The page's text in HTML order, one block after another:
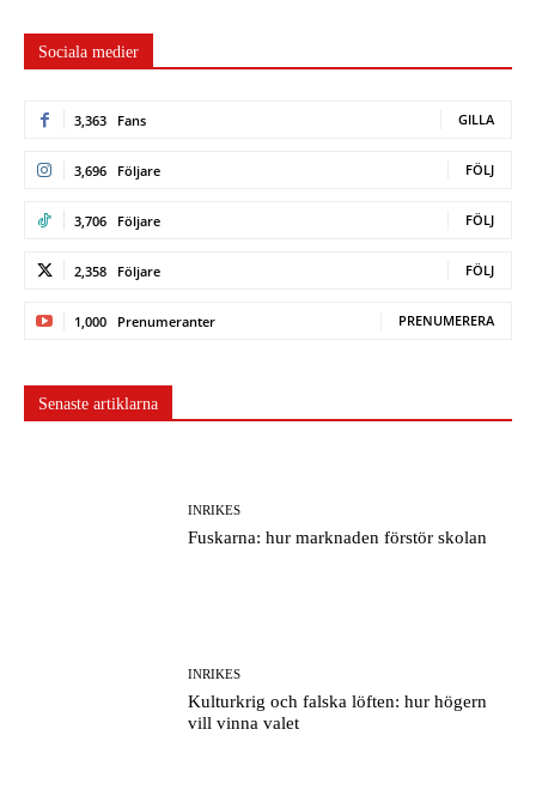
Sociala medier
3,363 Fans GILLA
3,696 Följare FÖLJ
3,706 Följare FÖLJ
2,358 Följare FÖLJ
1,000 Prenumeranter PRENUMERERA
Senaste artiklarna
INRIKES
Fuskarna: hur marknaden förstör skolan
INRIKES
Kulturkrig och falska löften: hur högern
vill vinna valet